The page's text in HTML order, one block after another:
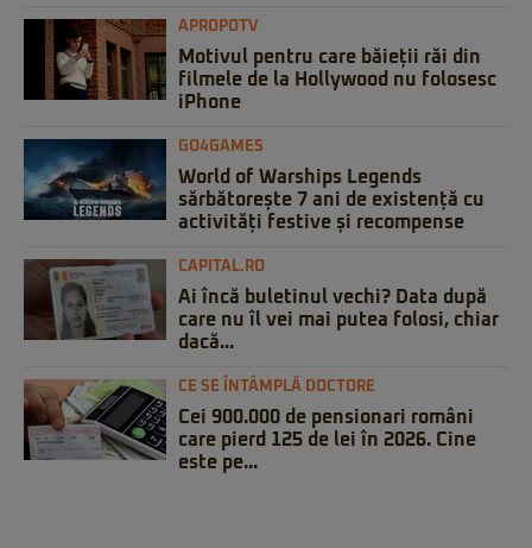
APROPOTV
Motivul pentru care băieții răi din
filmele de la Hollywood nu folosesc
iPhone
GO4GAMES
World of Warships Legends
sărbătorește 7 ani de existență cu
activități festive și recompense
CAPITAL.RO
Ai încă buletinul vechi? Data după
care nu îl vei mai putea folosi, chiar
dacă...
CE SE ÎNTÂMPLĂ DOCTORE
Cei 900.000 de pensionari români
care pierd 125 de lei în 2026. Cine
este pe...